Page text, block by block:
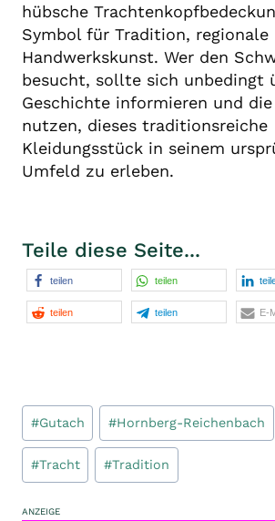
hübsche
Symbol für Tradition,
Handwerkskunst. Wer den
besucht, sollte sich unbedingt
Geschichte informieren und
nutzen, dieses traditionsreiche
Kleidungsstück in seinem
Umfeld zu erleben.
Teile diese Seite...
teilen teilen
teilen teilen E-
Schlagworte:
#Gutach #Hornberg-Reichenbach
#Tracht #Tradition
ANZEIGE